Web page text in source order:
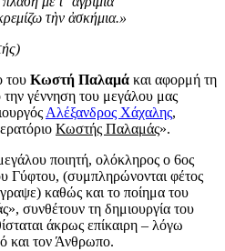
τὴν ἀσκήμια.»
του Κωστή Παλαμά και αφορμή τη
γέννηση του μεγάλου μας
Αλέξανδρος Χάχαλης,
Κωστής Παλαμάς».
ποιητή, ολόκληρος ο 6ος
Γύφτου, (συμπληρώνονται φέτος
καθώς και το ποίημα του
συνθέτουν τη δημιουργία του
άκρως επίκαιρη – λόγω
και τον Άνθρωπο.